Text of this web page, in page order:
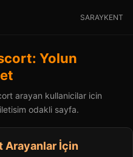
SARAYKENT
Yolun
arayan kullanicilar icin
odakli sayfa.
Arayanlar İçin